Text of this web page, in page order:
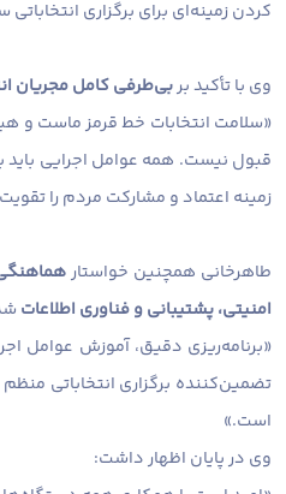
کردن زمینه‌ای برای برگزاری
وی با تأکید بربی‌طرفی کامل مجریان
«سلامت انتخابات خط قرمز ماست و
قبول نیست. همه عوامل اجرایی باید
زمینه اعتماد و مشارکت مردم را
طاهرخانی همچنین خواستار
امنیتی، پشتیبانی و فناوری اطلاعات
«برنامه‌ریزی دقیق، آموزش عوامل
تضمین‌کننده برگزاری انتخاباتی
است.»
وی در پایان اظهار داشت: